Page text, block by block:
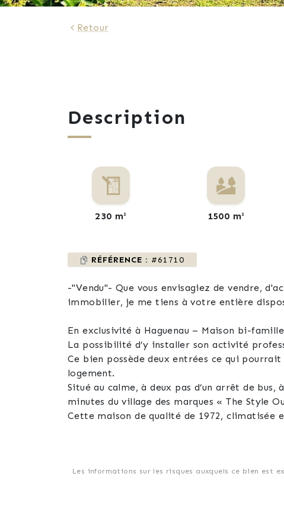
Retour
Description
230 m² 1500 m²
RÉFÉRENCE : #61710
-"Vendu"- Que vous envisagiez de vendre,
immobilier, je me tiens à votre entière
En exclusivité à Haguenau – Maison bi-
La possibilité d’y installer son activité
Ce bien possède deux entrées ce qui
logement.
Situé au calme, à deux pas d’un arrêt de
minutes du village des marques « The Style
Cette maison de qualité de 1972, climatisée
- Au premier étage : un second appartement
Les informations sur les risques auxquels ce bien est